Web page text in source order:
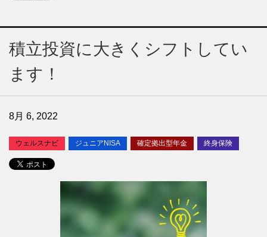
積立投資に大きくシフトしてい
ます！
8月 6, 2022
ウェルスナビ ジュニアNISA 確定拠出型年金 終身保険